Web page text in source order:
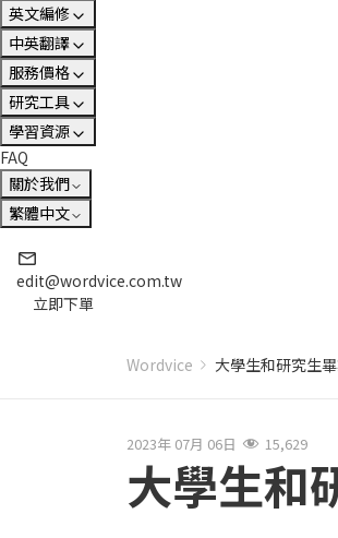
英文編修
中英翻譯
服務價格
研究工具
學習資源
FAQ
關於我們
繁體中文
edit@wordvice.com.tw
立即下單
Wordvice 大學生和研究生
2023年 07月 06日 15,629
大學生和